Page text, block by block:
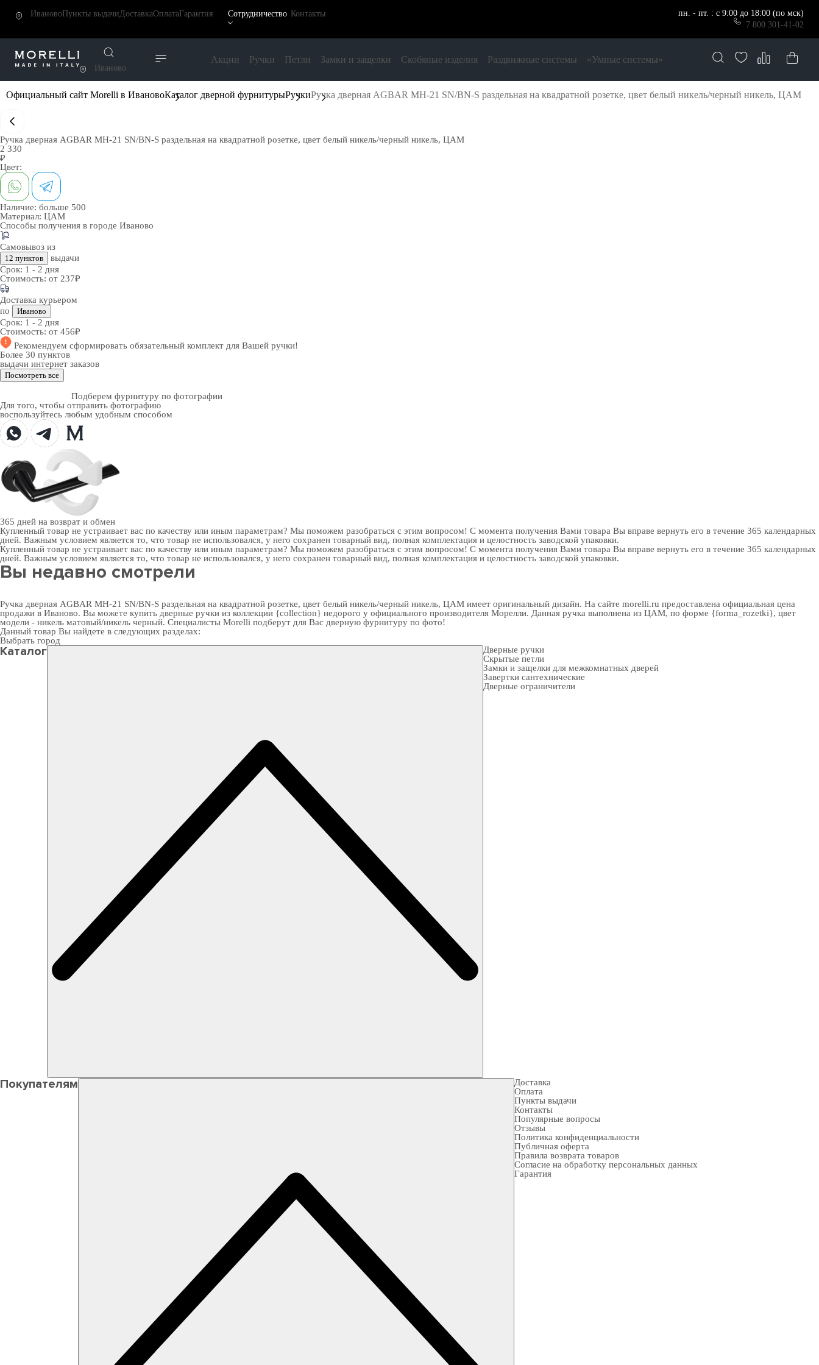
ИвановоПункты выдачиДоставкаОплатаГарантия Сотрудничество Контакты
пн. - пт. : с 9:00 до 18:00 (по мск)
7 800 301-41-02
Иваново
Акции Ручки Петли Замки и защелки Скобяные изделия Раздвижные системы «Умные системы»
Официальный сайт Morelli в ИвановоКаталог дверной фурнитурыРучкиРучка дверная AGBAR MH-21 SN/BN-S раздельная на квадратной розетке, цвет белый никель/черный никель, ЦАМ
Ручка дверная AGBAR MH-21 SN/BN-S раздельная на квадратной розетке, цвет белый никель/черный никель, ЦАМ
2 330
₽
Цвет:
Наличие: больше 500
Материал: ЦАМ
Способы получения в городе Иваново
Самовывоз из
12 пунктов
выдачи
Срок: 1 - 2 дня
Стоимость: от 237₽
Доставка курьером
по
Иваново
Срок: 1 - 2 дня
Стоимость: от 456₽
Рекомендуем сформировать обязательный комплект для Вашей ручки!
Более 30 пунктов
выдачи интернет заказов
Посмотреть все
Подберем фурнитуру по фотографии
Для того, чтобы отправить фотографию
воспользуйтесь любым удобным способом
365 дней на возврат и обмен
Купленный товар не устраивает вас по качеству или иным параметрам? Мы поможем разобраться с этим вопросом! С момента получения Вами товара Вы вправе вернуть его в течение 365 календарных
дней. Важным условием является то, что товар не использовался, у него сохранен товарный вид, полная комплектация и целостность заводской упаковки.
Купленный товар не устраивает вас по качеству или иным параметрам? Мы поможем разобраться с этим вопросом! С момента получения Вами товара Вы вправе вернуть его в течение 365 календарных
дней. Важным условием является то, что товар не использовался, у него сохранен товарный вид, полная комплектация и целостность заводской упаковки.
Вы недавно смотрели
Ручка дверная AGBAR MH-21 SN/BN-S раздельная на квадратной розетке, цвет белый никель/черный никель, ЦАМ имеет оригинальный дизайн. На сайте morelli.ru предоставлена официальная цена
продажи в Иваново. Вы можете купить дверные ручки из коллекции {collection} недорого у официального производителя Морелли. Данная ручка выполнена из ЦАМ, по форме {forma_rozetki}, цвет
модели - никель матовый/никель черный. Специалисты Morelli подберут для Вас дверную фурнитуру по фото!
Данный товар Вы найдете в следующих разделах:
Выбрать город
Каталог
Дверные ручки
Скрытые петли
Замки и защелки для межкомнатных дверей
Завертки сантехнические
Дверные ограничители
Покупателям
Доставка
Оплата
Пункты выдачи
Контакты
Популярные вопросы
Отзывы
Политика конфиденциальности
Публичная оферта
Правила возврата товаров
Согласие на обработку персональных данных
Гарантия